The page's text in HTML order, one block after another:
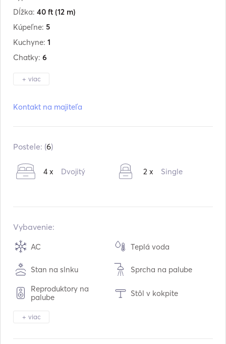
Dĺžka: 40 ft (12 m)
Kúpeľne: 5
Kuchyne: 1
Chatky: 6
+ viac
Vybavenie v:
Typ paliva: Diesel
Kontakt na majiteľa
Postele: (6)
4 x Dvojitý 2 x Single
Vybavenie:
AC Teplá voda
Stan na slnku Sprcha na palube
Reproduktory na
palube
Stôl v kokpite
Tender / čln
+ viac